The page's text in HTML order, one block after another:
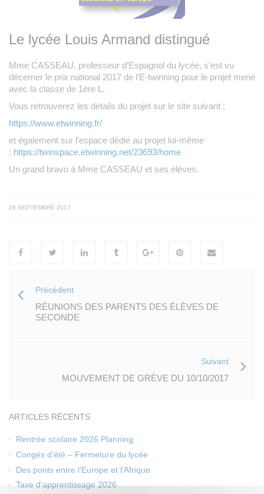
Le lycée Louis Armand distingué
Mme CASSEAU, professeur d’Espagnol du lycée, s’est vu
décerner le prix national 2017 de l’E-twinning pour le projet mené
avec la classe de 1ère L.
Vous retrouverez les détails du projet sur le site suivant :
https://www.etwinning.fr/
et également sur l’espace dédié au projet lui-même
: https://twinspace.etwinning.net/23693/home
Un grand bravo à Mme CASSEAU et ses élèves.
28 SEPTEMBRE 2017
Précédent
RÉUNIONS DES PARENTS DES ÉLÈVES DE
SECONDE
Suivant
MOUVEMENT DE GRÈVE DU 10/10/2017
ARTICLES RÉCENTS
Rentrée scolaire 2026 Planning
Congés d’été – Fermeture du lycée
Des ponts entre l’Europe et l’Afrique
Taxe d’apprentissage 2026